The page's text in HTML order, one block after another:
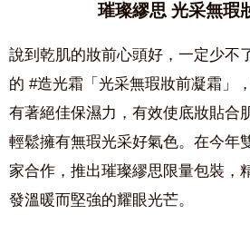
璀璨繆思 光采無瑕
說到乾肌的妝前心頭好，一定少不
的 #造光霜「光采無瑕妝前凝霜」
有著絕佳保濕力，有效使底妝貼合
輕鬆擁有無瑕光采好氣色。在今年
家合作，推出璀璨繆思限量包裝，
發溫暖而堅強的耀眼光芒。